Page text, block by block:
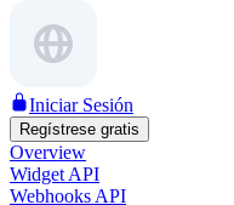
Iniciar Sesión
Regístrese gratis
Overview
Widget API
Webhooks API